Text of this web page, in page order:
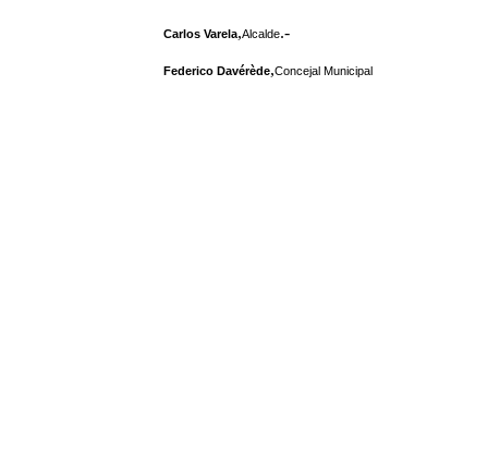
Carlos Varela,Alcalde.-
Federico Davérède,Concejal Municipal